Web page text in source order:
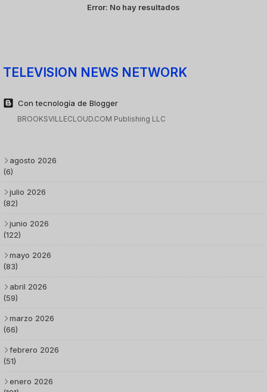
Error: No hay resultados
TELEVISION NEWS NETWORK
Con tecnología de Blogger
BROOKSVILLECLOUD.COM Publishing LLC
agosto 2026
(6)
julio 2026
(82)
junio 2026
(122)
mayo 2026
(83)
abril 2026
(59)
marzo 2026
(66)
febrero 2026
(51)
enero 2026